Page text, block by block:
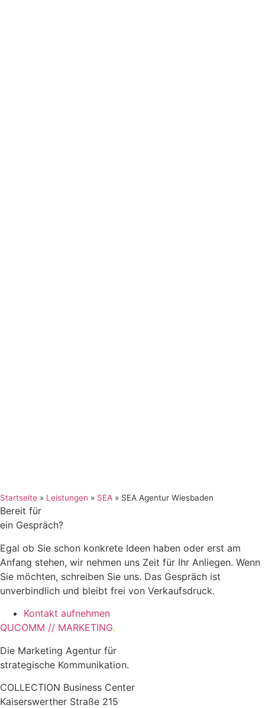
Startseite » Leistungen » SEA » SEA Agentur Wiesbaden
Bereit für
ein Gespräch?
Egal ob Sie schon konkrete Ideen haben oder erst am
Anfang stehen, wir nehmen uns Zeit für Ihr Anliegen. Wenn
Sie möchten, schreiben Sie uns. Das Gespräch ist
unverbindlich und bleibt frei von Verkaufsdruck.
Kontakt aufnehmen
QUCOMM // MARKETING.
Die Marketing Agentur für
strategische Kommunikation.
COLLECTION Business Center
Kaiserswerther Straße 215